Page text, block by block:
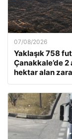
07/08/2026
Yaklaşık 758
Çanakkale’de 2
hektar alan